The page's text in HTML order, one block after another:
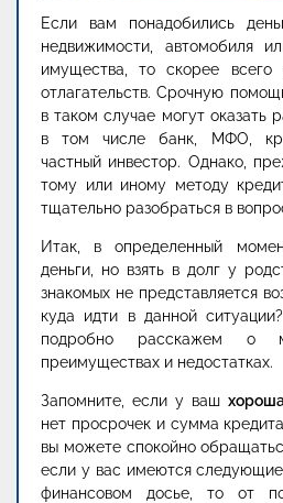
Если вам понадобились
недвижимости, автомобиля
имущества, то скорее всего
отлагательств. Срочную
в таком случае могут оказать
в том числе банк, МФО,
частный инвестор. Однако,
тому или иному методу
тщательно разобраться в
Итак, в определенный
деньги, но взять в долг у
знакомых не представляется
куда идти в данной
подробно расскажем о
преимуществах и недостатках.
Запомните, если у ваш
нет просрочек и сумма
вы можете спокойно
если у вас имеются
финансовом досье, то от